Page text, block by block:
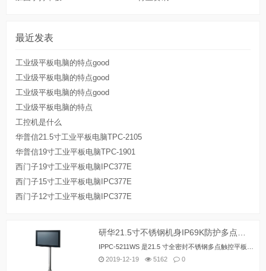
最近发表
工业级平板电脑的特点good
工业级平板电脑的特点good
工业级平板电脑的特点good
工业级平板电脑的特点
工控机是什么
华普信21.5寸工业平板电脑TPC-2105
华普信19寸工业平板电脑TPC-1901
西门子19寸工业平板电脑IPC377E
西门子15寸工业平板电脑IPC377E
西门子12寸工业平板电脑IPC377E
2019-12-19
5162 0